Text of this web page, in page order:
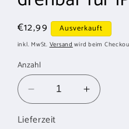
Normaler
Preis
€12,99 Ausverkauft
inkl. MwSt.Versandwird beim
Anzahl
Verringere
die
Menge
Erhöhe
die
Lieferzeit